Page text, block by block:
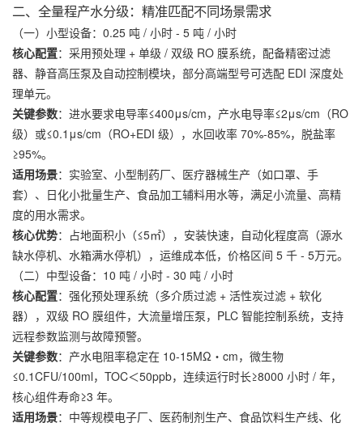
二、全量程产水分级：精准匹配不同场景需求
（一）小型设备：0.25 吨 / 小时 - 5 吨 / 小时
核心配置：采用预处理 + 单级 / 双级 RO 膜系统，配备精密过滤
器、静音高压泵及自动控制模块，部分高端型号可选配 EDI 深度处
理单元。
关键参数：进水要求电导率≤400μs/cm，产水电导率≤2μs/cm（RO
级）或≤0.1μs/cm（RO+EDI 级），水回收率 70%-85%，脱盐率
≥95%。
适用场景：实验室、小型制药厂、医疗器械生产（如口罩、手
套）、日化小批量生产、食品加工辅料用水等，满足小流量、高精
度的用水需求。
核心优势：占地面积小（≤5㎡），安装快速，自动化程度高（源水
缺水停机、水箱满水停机），运维成本低，价格区间 5 千 - 5万元。
（二）中型设备：10 吨 / 小时 - 30 吨 / 小时
核心配置：强化预处理系统（多介质过滤 + 活性炭过滤 + 软化
器），双级 RO 膜组件，大流量增压泵，PLC 智能控制系统，支持
远程参数监测与故障预警。
关键参数：产水电阻率稳定在 10-15MΩ・cm，微生物
≤0.1CFU/100ml，TOC＜50ppb，连续运行时长≥8000 小时 / 年，
核心组件寿命≥3 年。
适用场景：中等规模电子厂、医药制剂生产、食品饮料生产线、化